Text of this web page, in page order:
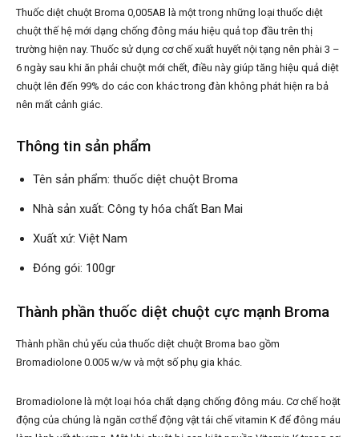
Thuốc diệt chuột Broma 0,005AB là một trong những loại thuốc diệt
chuột thế hệ mới dạng chống đông máu hiệu quả top đầu trên thị
trường hiện nay. Thuốc sử dụng cơ chế xuất huyết nội tạng nên phài 3 –
6 ngày sau khi ăn phải chuột mới chết, điều này giúp tăng hiệu quả diệt
chuột lên đến 99% do các con khác trong đàn không phát hiện ra bả
nên mất cảnh giác.
Thông tin sản phẩm
Tên sản phẩm: thuốc diệt chuột Broma
Nhà sản xuất: Công ty hóa chất Ban Mai
Xuất xứ: Việt Nam
Đóng gói: 100gr
Thành phần thuốc diệt chuột cực mạnh Broma
Thành phần chủ yếu của thuốc diệt chuột Broma bao gồm
Bromadiolone 0.005 w/w và một số phụ gia khác.
Bromadiolone là một loại hóa chất dạng chống đông máu. Cơ chế hoặt
động của chúng là ngăn cơ thể động vật tái chế vitamin K để đông máu